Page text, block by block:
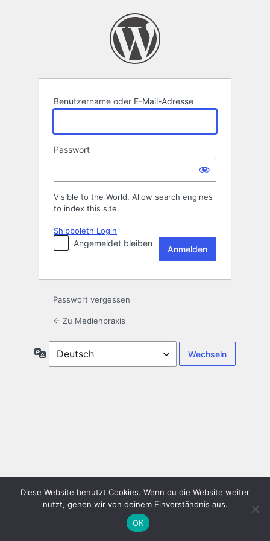
Benutzername oder E-Mail-Adresse
Passwort
Visible to the World. Allow search engines
to index this site.
Shibboleth Login
Angemeldet bleiben
Passwort vergessen
← Zu Medienpraxis
Sprache
Diese Website benutzt Cookies. Wenn du die Website weiter
nutzt, gehen wir von deinem Einverständnis aus.
OK